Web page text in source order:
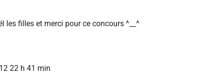
les filles et merci pour ce concours ^__^
22 h 41 min